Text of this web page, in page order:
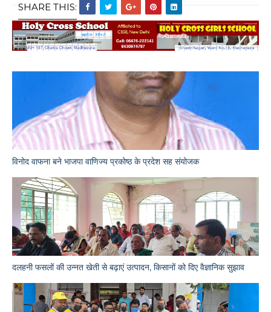
SHARE THIS:
विनोद वाफना बने भाजपा वाणिज्य प्रकोष्ठ के प्रदेश सह संयोजक
दलहनी फसलों की उन्नत खेती से बढ़ाएं उत्पादन, किसानों को दिए वैज्ञानिक सुझाव